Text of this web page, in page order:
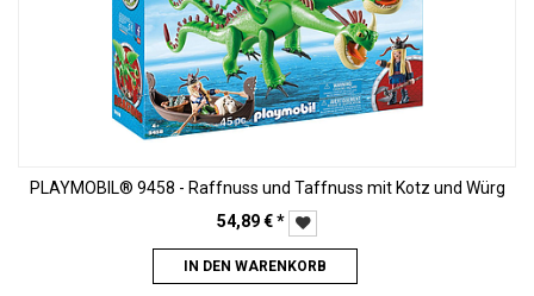
PLAYMOBIL® 9458 - Raffnuss und Taffnuss mit Kotz und Würg
54,89€*
IN DEN WARENKORB